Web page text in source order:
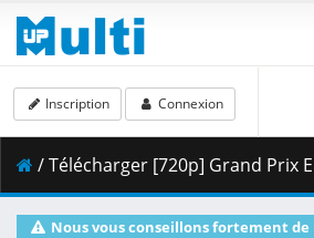
Inscription Connexion
/ Télécharger [720p] Grand Prix Emilii-Romanii - Wyścig w klasie MotoGP 24.10.2021
Nous vous conseillons fortement